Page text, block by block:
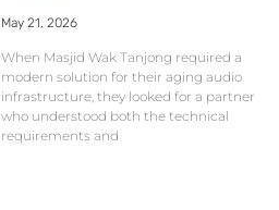
May 21, 2026
When Masjid Wak Tanjong required a
modern solution for their aging audio
infrastructure, they looked for a partner
who understood both the technical
requirements and